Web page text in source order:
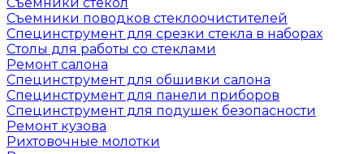
Съемники поводков стеклоочистителей
Специнструмент для срезки стекла в наборах
Столы для работы со стеклами
Ремонт салона
Специнструмент для обшивки салона
Специнструмент для панели приборов
Специнструмент для подушек безопасности
Ремонт кузова
Рихтовочные молотки